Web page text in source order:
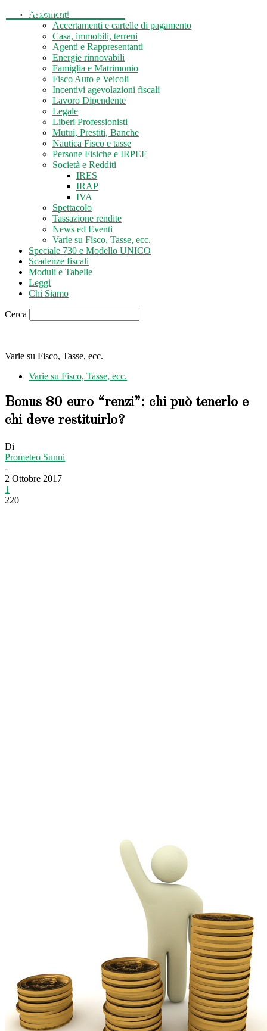
Argomenti
Accertamenti e cartelle di pagamento
Casa, immobili, terreni
Agenti e Rappresentanti
Energie rinnovabili
Famiglia e Matrimonio
Fisco Auto e Veicoli
Incentivi agevolazioni fiscali
Lavoro Dipendente
Legale
Liberi Professionisti
Mutui, Prestiti, Banche
Nautica Fisco e tasse
Persone Fisiche e IRPEF
Società e Redditi
IRES
IRAP
IVA
Spettacolo
Tassazione rendite
News ed Eventi
Varie su Fisco, Tasse, ecc.
Speciale 730 e Modello UNICO
Scadenze fiscali
Moduli e Tabelle
Leggi
Chi Siamo
Cerca
Tasse-Fisco.com
Varie su Fisco, Tasse, ecc.
Varie su Fisco, Tasse, ecc.
Bonus 80 euro “renzi”: chi può tenerlo e
chi deve restituirlo?
Di
Prometeo Sunni
-
2 Ottobre 2017
1
220